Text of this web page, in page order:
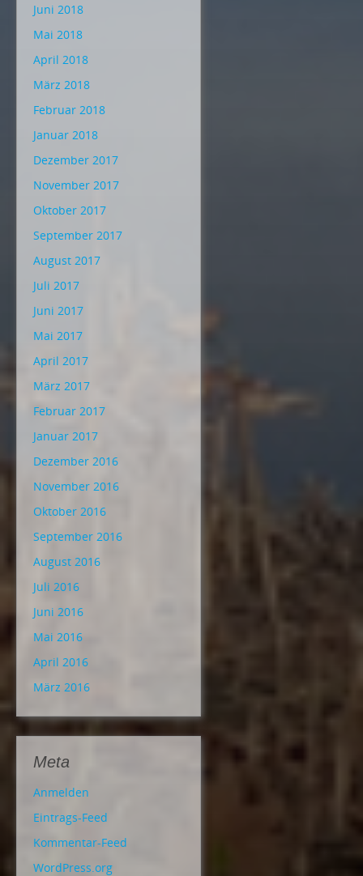
Juni 2018
Mai 2018
April 2018
März 2018
Februar 2018
Januar 2018
Dezember 2017
November 2017
Oktober 2017
September 2017
August 2017
Juli 2017
Juni 2017
Mai 2017
April 2017
März 2017
Februar 2017
Januar 2017
Dezember 2016
November 2016
Oktober 2016
September 2016
August 2016
Juli 2016
Juni 2016
Mai 2016
April 2016
März 2016
Meta
Anmelden
Eintrags-Feed
Kommentar-Feed
WordPress.org